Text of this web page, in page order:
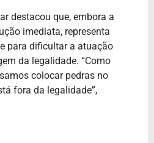
destacou que, embora a
imediata, representa
para dificultar a atuação
da legalidade. “Como
colocar pedras no
fora da legalidade”,